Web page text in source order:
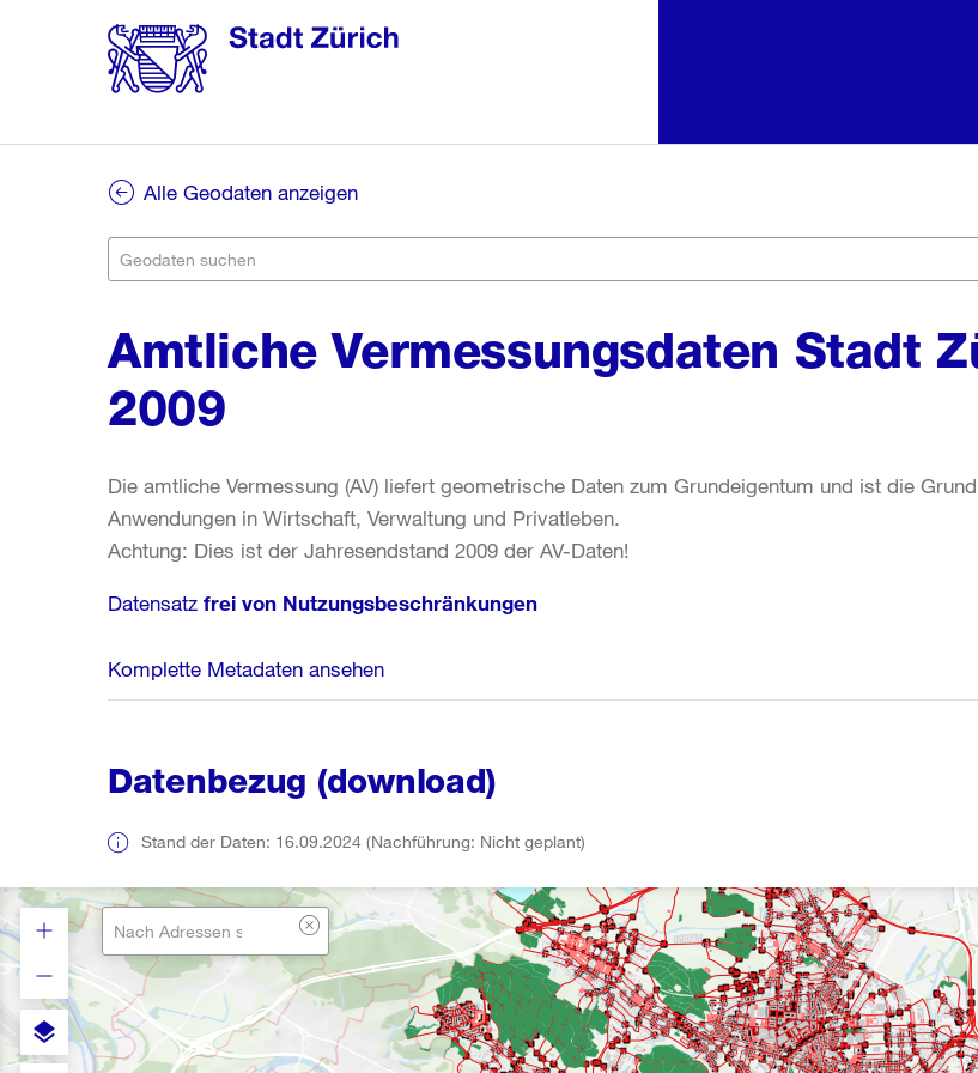
Alle Geodaten anzeigen
Amtliche Vermessungsdaten Stadt
2009
Die amtliche Vermessung (AV) liefert geometrische Daten zum Grundeigentum und ist die
Anwendungen in Wirtschaft, Verwaltung und Privatleben.
Achtung: Dies ist der Jahresendstand 2009 der AV-Daten!
Datensatz frei von Nutzungsbeschränkungen
Komplette Metadaten ansehen
Datenbezug (download)
Stand der Daten: 16.09.2024 (Nachführung: Nicht geplant)
layers